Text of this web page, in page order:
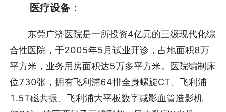
医疗设备：
东莞广济医院是一所投资4亿元的三级现代化综
合性医院，于2005年5月试业开诊，占地面积8万
平方米，业务用房面积达5万多平方米。医院编制床
位730张，拥有飞利浦64排全身螺旋CT、飞利浦
1.5T磁共振、飞利浦大平板数字减影血管造影机